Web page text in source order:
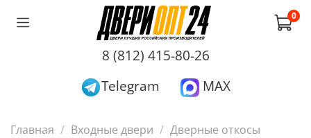
0
8 (812) 415-80-26
Telegram
MAX
Главная Входные двери Дверные откосы